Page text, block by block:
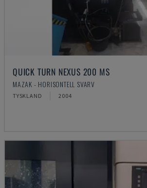
QUICK TURN NEXUS 200 MS
MAZAK - HORISONTELL SVARV
TYSKLAND 2004